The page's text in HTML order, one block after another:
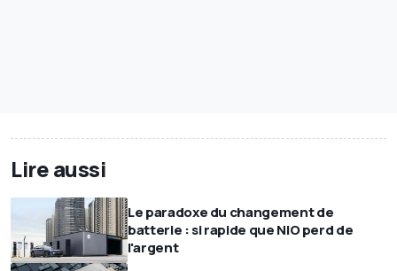
Lire aussi
Le paradoxe du changement de
batterie : si rapide que NIO perd de
l'argent